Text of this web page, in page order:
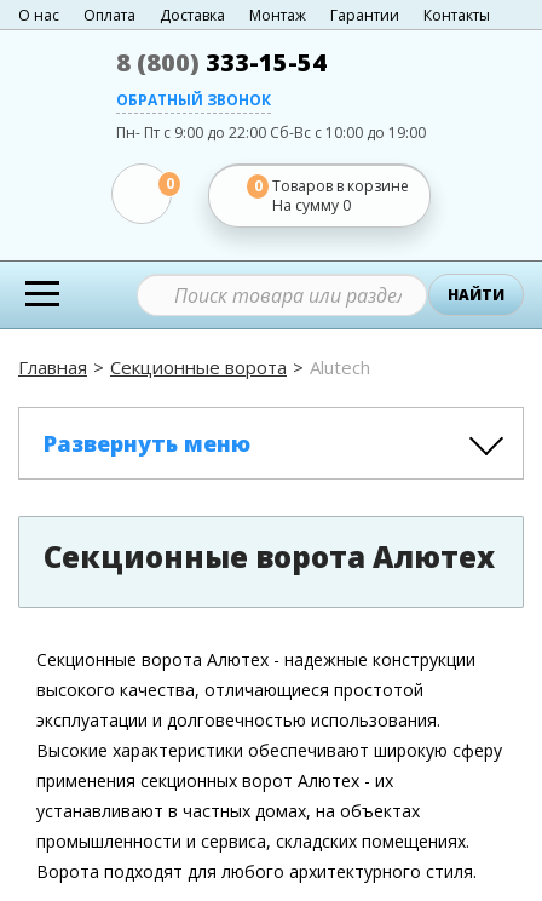
О нас Оплата Доставка Монтаж Гарантии Контакты
8 (800) 333-15-54
ОБРАТНЫЙ ЗВОНОК
Пн- Пт с 9:00 до 22:00 Сб-Вс с 10:00 до 19:00
0 0 Товаров в корзине
На сумму 0
НАЙТИ
Главная Секционные ворота Alutech
Развернуть меню
Секционные ворота Алютех
Секционные ворота Алютех - надежные конструкции
высокого качества, отличающиеся простотой
эксплуатации и долговечностью использования.
Высокие характеристики обеспечивают широкую сферу
применения секционных ворот Алютех - их
устанавливают в частных домах, на объектах
промышленности и сервиса, складских помещениях.
Ворота подходят для любого архитектурного стиля.